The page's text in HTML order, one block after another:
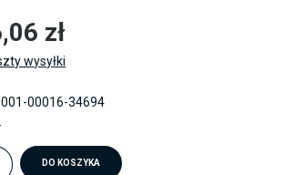
zł
wysyłki
00016-34694
DO KOSZYKA